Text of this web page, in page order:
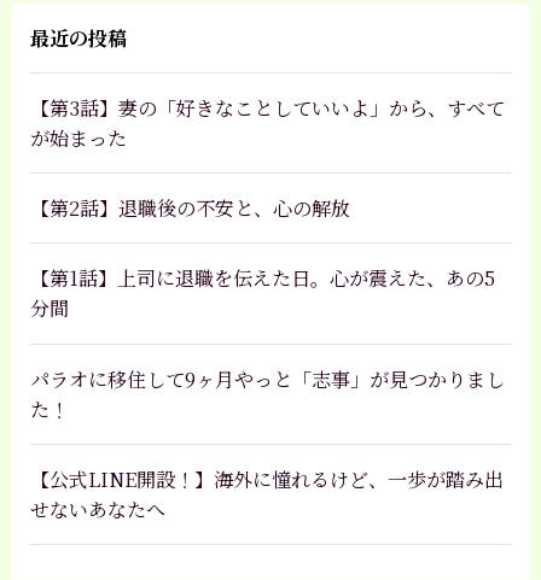
最近の投稿
【第3話】妻の「好きなことしていいよ」から、すべて
が始まった
【第2話】退職後の不安と、心の解放
【第1話】上司に退職を伝えた日。心が震えた、あの5
分間
パラオに移住して9ヶ月やっと「志事」が見つかりまし
た！
【公式LINE開設！】海外に憧れるけど、一歩が踏み出
せないあなたへ